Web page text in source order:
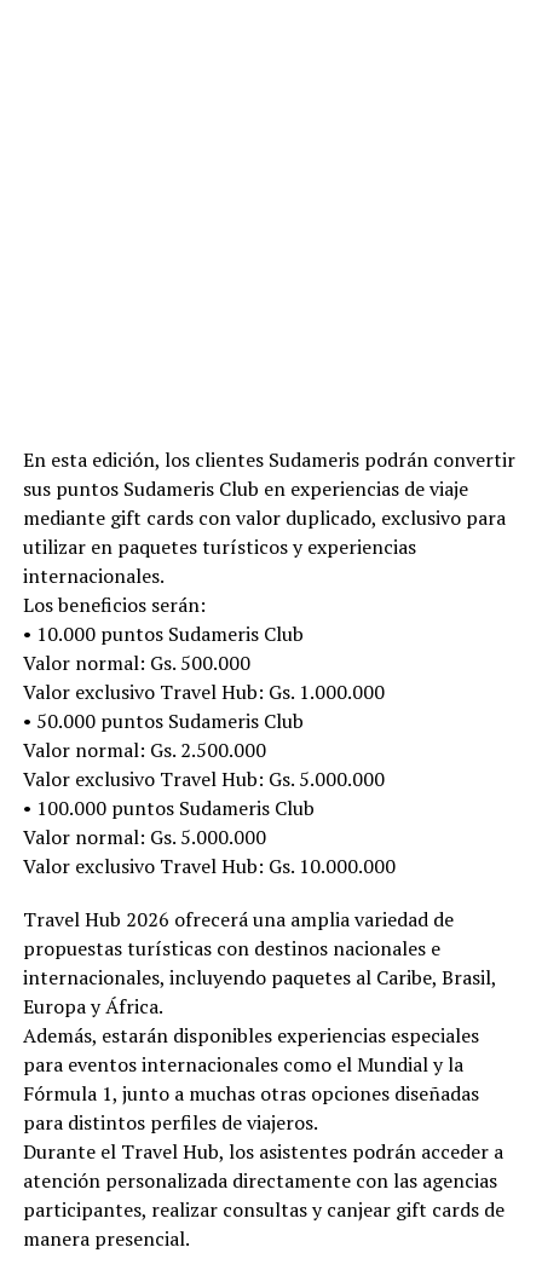
En esta edición, los clientes Sudameris podrán convertir
sus puntos Sudameris Club en experiencias de viaje
mediante gift cards con valor duplicado, exclusivo para
utilizar en paquetes turísticos y experiencias
internacionales.
Los beneficios serán:
• 10.000 puntos Sudameris Club
Valor normal: Gs. 500.000
Valor exclusivo Travel Hub: Gs. 1.000.000
• 50.000 puntos Sudameris Club
Valor normal: Gs. 2.500.000
Valor exclusivo Travel Hub: Gs. 5.000.000
• 100.000 puntos Sudameris Club
Valor normal: Gs. 5.000.000
Valor exclusivo Travel Hub: Gs. 10.000.000
Travel Hub 2026 ofrecerá una amplia variedad de
propuestas turísticas con destinos nacionales e
internacionales, incluyendo paquetes al Caribe, Brasil,
Europa y África.
Además, estarán disponibles experiencias especiales
para eventos internacionales como el Mundial y la
Fórmula 1, junto a muchas otras opciones diseñadas
para distintos perfiles de viajeros.
Durante el Travel Hub, los asistentes podrán acceder a
atención personalizada directamente con las agencias
participantes, realizar consultas y canjear gift cards de
manera presencial.